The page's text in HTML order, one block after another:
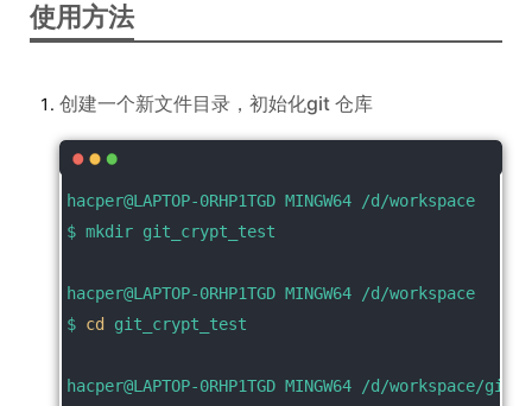
使用方法
创建一个新文件目录，初始化git 仓库
hacper@LAPTOP-0RHP1TGD MINGW64 /d/workspace
$ mkdir git_crypt_test
hacper@LAPTOP-0RHP1TGD MINGW64 /d/workspace
$ cd git_crypt_test
hacper@LAPTOP-0RHP1TGD MINGW64 /d/workspace/